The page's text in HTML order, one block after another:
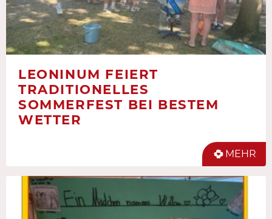
LEONINUM FEIERT
TRADITIONELLES
SOMMERFEST BEI BESTEM
WETTER
MEHR